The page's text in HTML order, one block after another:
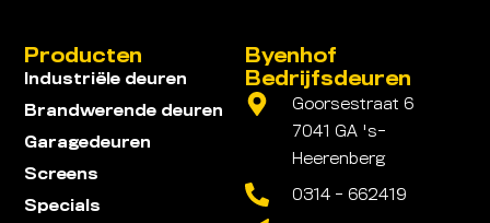
Byenhof
Bedrijfsdeuren
Goorsestraat 6
7041 GA 's-
Heerenberg
0314 - 662419
Producten
Industriële deuren
Brandwerende deuren
Garagedeuren
Screens
Specials